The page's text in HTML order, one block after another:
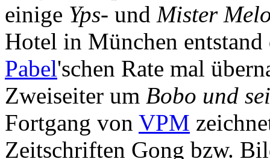
einige Yps- und Mister
Hotel in München
Pabel'schen Rate mal
Zweiseiter um Bobo und
Fortgang von VPM
Zeitschriften Gong bzw.